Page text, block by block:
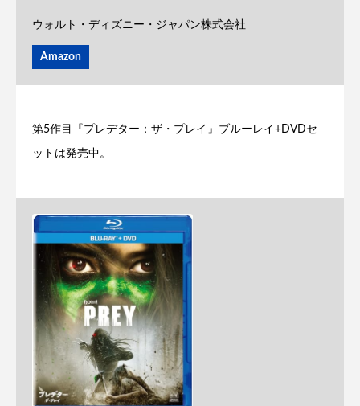
ウォルト・ディズニー・ジャパン株式会社
Amazon
第5作目『プレデター：ザ・プレイ』ブルーレイ+DVDセ
ットは発売中。